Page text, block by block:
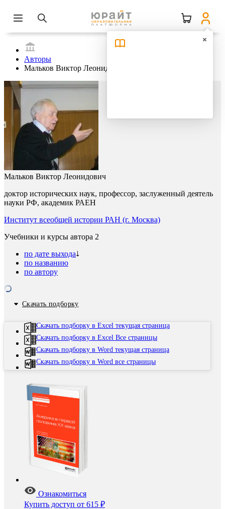
Авторы
Мальков Виктор Леонидович
Мальков Виктор Леонидович
доктор исторических наук, профессор, заслуженный деятель
науки РФ, академик РАЕН
Институт всеобщей истории РАН (г. Москва)
Учебники и курсы автора 2
по дате выхода
по названию
по автору
Скачать подборку
Скачать подборку в Excel текущая страница
Скачать подборку в Excel Все страницы
Скачать подборку в Word текущая страница
Скачать подборку в Word все страницы
Ознакомиться
Купить доступ от 615 ₽